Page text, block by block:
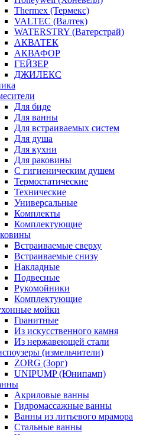
Thermex (Термекс)
VALTEC (Валтек)
WATERSTRY (Ватерстрай)
АКВАТЕК
АКВАФОР
ГЕЙЗЕР
ДЖИЛЕКС
Для биде
Для ванны
Для встраиваемых систем
Для душа
Для кухни
Для раковины
С гигиеническим душем
Термостатические
Технические
Универсальные
Комплекты
Комплектующие
Встраиваемые сверху
Встраиваемые снизу
Накладные
Подвесные
Рукомойники
Комплектующие
мойки
Гранитные
Из искусственного камня
Из нержавеющей стали
(измельчители)
ZORG (Зорг)
UNIPUMP (Юнипамп)
Акриловые ванны
Гидромассажные ванны
Ванны из литьевого мрамора
Стальные ванны